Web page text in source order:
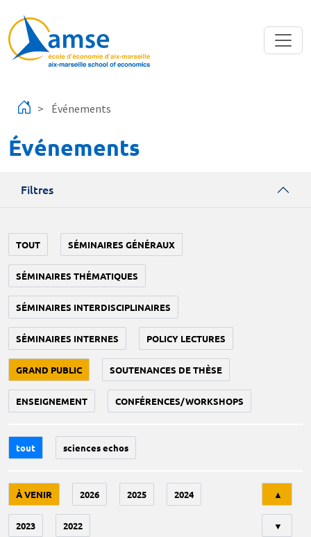
Événements
Événements
Filtres
TOUT SÉMINAIRES GÉNÉRAUX
SÉMINAIRES THÉMATIQUES
SÉMINAIRES INTERDISCIPLINAIRES
SÉMINAIRES INTERNES POLICY LECTURES
GRAND PUBLIC SOUTENANCES DE THÈSE
ENSEIGNEMENT CONFÉRENCES/WORKSHOPS
tout sciences echos
À VENIR 2026 2025 2024
2023 2022
▲
▼